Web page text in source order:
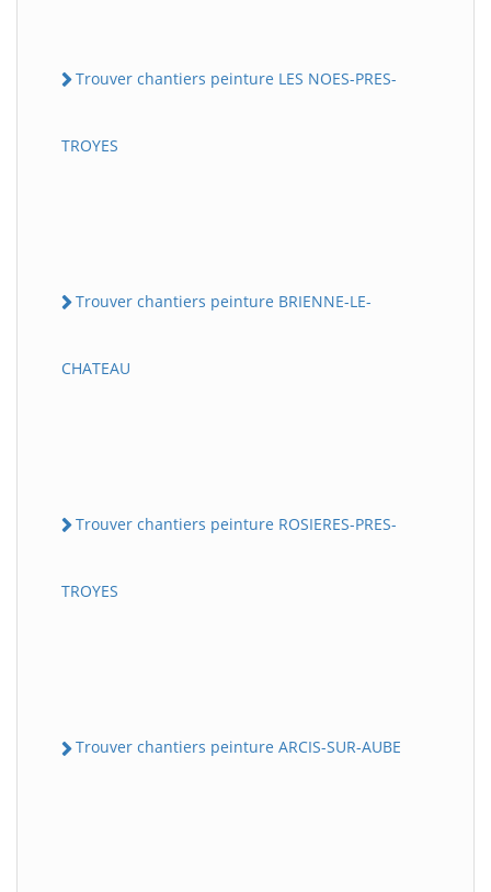
Trouver chantiers peinture LES NOES-PRES-
TROYES
Trouver chantiers peinture BRIENNE-LE-
CHATEAU
Trouver chantiers peinture ROSIERES-PRES-
TROYES
Trouver chantiers peinture ARCIS-SUR-AUBE